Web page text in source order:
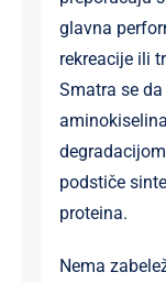
glavna
rekreacije ili
Smatra se
podstiče
proteina.
Nema